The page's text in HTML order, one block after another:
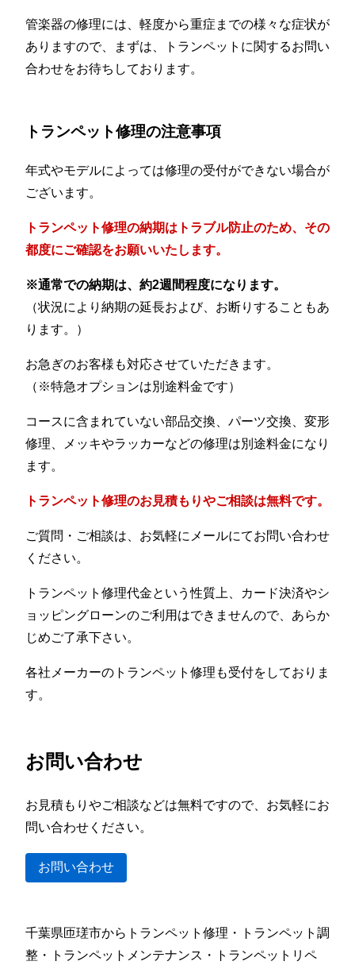
管楽器の修理には、軽度から重症までの様々な症状が
ありますので、まずは、トランペットに関するお問い
合わせをお待ちしております。
トランペット修理の注意事項
年式やモデルによっては修理の受付ができない場合が
ございます。
トランペット修理の納期はトラブル防止のため、その
都度にご確認をお願いいたします。
※通常での納期は、約2週間程度になります。
（状況により納期の延長および、お断りすることもあ
ります。）
お急ぎのお客様も対応させていただきます。
（※特急オプションは別途料金です）
コースに含まれていない部品交換、パーツ交換、変形
修理、メッキやラッカーなどの修理は別途料金になり
ます。
トランペット修理のお見積もりやご相談は無料です。
ご質問・ご相談は、お気軽にメールにてお問い合わせ
ください。
トランペット修理代金という性質上、カード決済やシ
ョッピングローンのご利用はできませんので、あらか
じめご了承下さい。
各社メーカーのトランペット修理も受付をしておりま
す。
お問い合わせ
お見積もりやご相談などは無料ですので、お気軽にお
問い合わせください。
お問い合わせ
千葉県匝瑳市からトランペット修理・トランペット調
整・トランペットメンテナンス・トランペットリペ